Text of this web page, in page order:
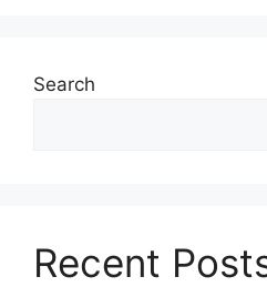
Search
Recent